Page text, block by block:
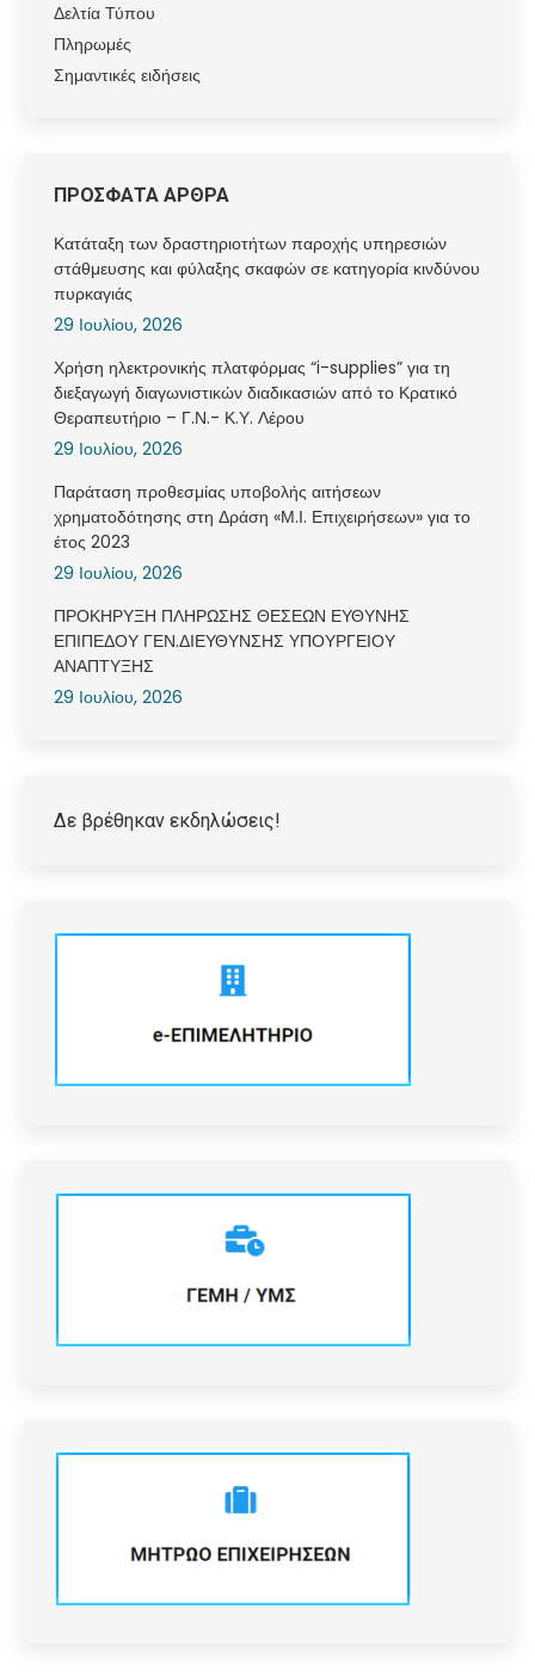
Δελτία Τύπου
Πληρωμές
Σημαντικές ειδήσεις
ΠΡΟΣΦΑΤΑ ΑΡΘΡΑ
Κατάταξη των δραστηριοτήτων παροχής υπηρεσιών
στάθμευσης και φύλαξης σκαφών σε κατηγορία κινδύνου
πυρκαγιάς
29 Ιουλίου, 2026
Χρήση ηλεκτρονικής πλατφόρμας “i-supplies” για τη
διεξαγωγή διαγωνιστικών διαδικασιών από το Κρατικό
Θεραπευτήριο – Γ.Ν.- Κ.Υ. Λέρου
29 Ιουλίου, 2026
Παράταση προθεσμίας υποβολής αιτήσεων
χρηματοδότησης στη Δράση «Μ.Ι. Επιχειρήσεων» για το
έτος 2023
29 Ιουλίου, 2026
ΠΡΟΚΗΡΥΞΗ ΠΛΗΡΩΣΗΣ ΘΕΣΕΩΝ ΕΥΘΥΝΗΣ
ΕΠΙΠΕΔΟΥ ΓΕΝ.ΔΙΕΥΘΥΝΣΗΣ ΥΠΟΥΡΓΕΙΟΥ
ΑΝΑΠΤΥΞΗΣ
29 Ιουλίου, 2026
Δε βρέθηκαν εκδηλώσεις!